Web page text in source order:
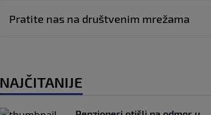
Pratite nas na društvenim mrežama
NAJČITANIJE